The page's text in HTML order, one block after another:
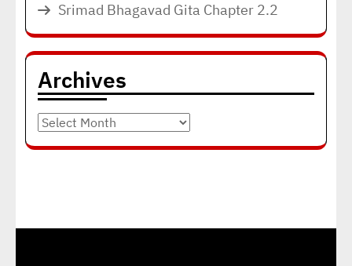
Srimad Bhagavad Gita Chapter 2.2
Archives
Archives